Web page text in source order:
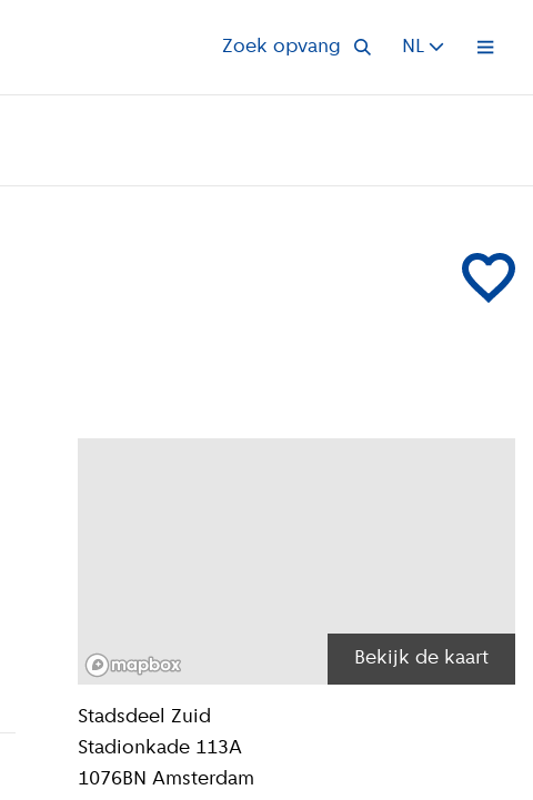
Zoek opvang NL Open
Voeg
Bekijk de kaart
Stadsdeel Zuid
Stadionkade 113A
1076BN Amsterdam